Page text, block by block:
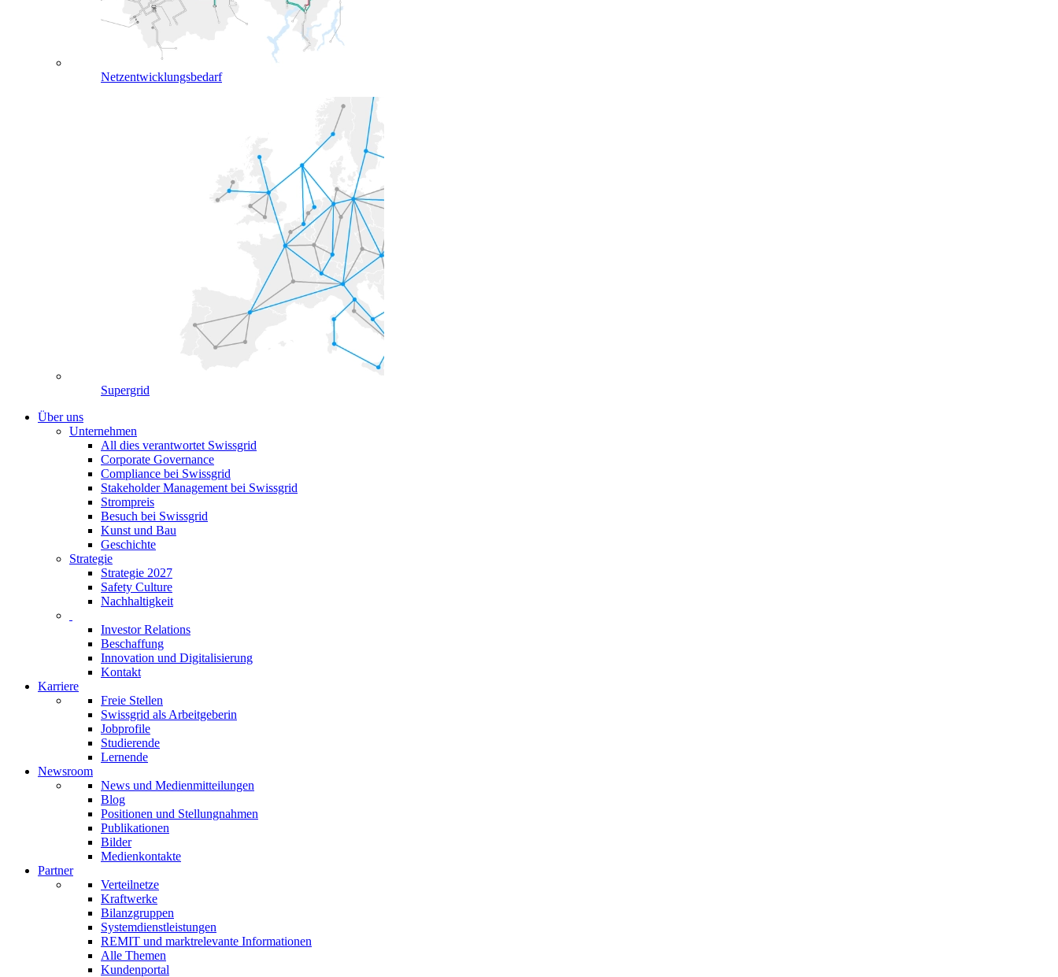
Netzentwicklungsbedarf
Supergrid
Über uns
Unternehmen
All dies verantwortet Swissgrid
Corporate Governance
Compliance bei Swissgrid
Stakeholder Management bei Swissgrid
Strompreis
Besuch bei Swissgrid
Kunst und Bau
Geschichte
Strategie
Strategie 2027
Safety Culture
Nachhaltigkeit
Investor Relations
Beschaffung
Innovation und Digitalisierung
Kontakt
Karriere
Freie Stellen
Swissgrid als Arbeitgeberin
Jobprofile
Studierende
Lernende
Newsroom
News und Medienmitteilungen
Blog
Positionen und Stellungnahmen
Publikationen
Bilder
Medienkontakte
Partner
Verteilnetze
Kraftwerke
Bilanzgruppen
Systemdienstleistungen
REMIT und marktrelevante Informationen
Alle Themen
Kundenportal